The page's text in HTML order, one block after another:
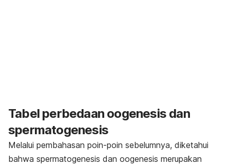
Tabel perbedaan oogenesis dan
spermatogenesis
Melalui pembahasan poin-poin sebelumnya, diketahui
bahwa spermatogenesis dan oogenesis merupakan